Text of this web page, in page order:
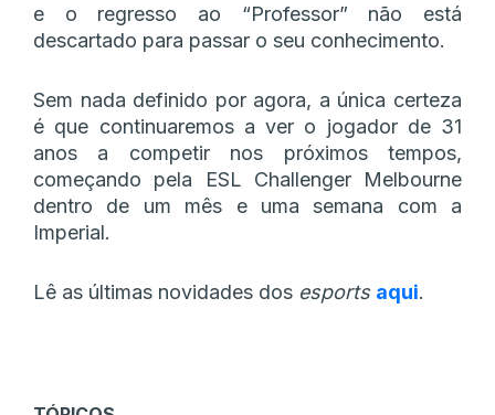
e o regresso ao “Professor” não está
descartado para passar o seu conhecimento.
Sem nada definido por agora, a única certeza
é que continuaremos a ver o jogador de 31
anos a competir nos próximos tempos,
começando pela ESL Challenger Melbourne
dentro de um mês e uma semana com a
Imperial.
Lê as últimas novidades dos esports aqui.